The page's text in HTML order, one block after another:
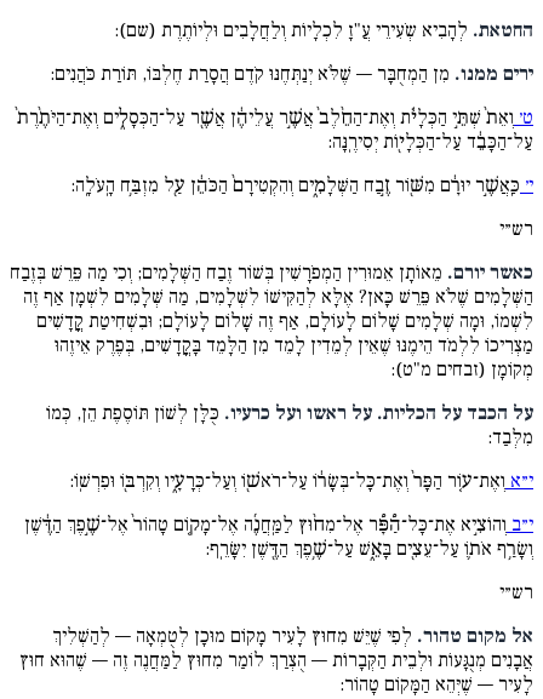
החטאת. לְהָבִיא שְֹעִירֵי עֲ"זָ לִכְלָיוֹת וְלַחֲלָבִים וּלְיוֹתֶרֶת (שם):
ירים ממנו. מִן הַמְחֻבָּר — שֶׁלֹּא יְנַתְּחֶנּוּ קֹדֶם הֲסָרַת חֶלְבּוֹ, תּוֹרַת כֹּהֲנִים:
ט׳ וְאֵת֙ שְׁתֵּ֣י הַכְּלָיֹ֔ת וְאֶת־הַחֵ֨לֶב֙ אֲשֶׁ֣ר עֲלֵיהֶ֔ן אֲשֶׁ֖ר עַל־הַכְּסָלִ֑ים וְאֶת־הַיֹּתֶ֨רֶת֙
עַל־הַכָּבֵ֔ד עַל־הַכְּלָי֖וֹת יְסִירֶֽנָּה:
י׳ כַּֽאֲשֶׁ֣ר יוּרָ֔ם מִשּׁ֖וֹר זֶ֣בַח הַשְּׁלָמִ֑ים וְהִקְטִירָם֙ הַכֹּהֵ֔ן עַ֖ל מִזְבַּ֥ח הָֽעֹלָֽה:
רש״י
כאשר יורם. מֵאוֹתָן אֵמוּרִין הַמְפֹרָשִׁין בְּשׁוֹר זֶבַח הַשְּׁלָמִים; וְכִי מַה פֵּרֵשׁ בְּזֶבַח
הַשְּׁלָמִים שֶׁלֹא פֵּרֵשׁ כָּאן? אֶלָּא לְהַקִּישׁוֹ לִשְׁלָמִים, מַה שְּׁלָמִים לִשְׁמָן אַף זֶה
לִשְׁמוֹ, וּמָה שְׁלָמִים שָׁלוֹם לָעוֹלָם, אַף זֶה שָׁלוֹם לָעוֹלָם; וּבִשְׁחִיטַת קֳדָשִׁים
מַצְרִיכוֹ לִלְמֹד הֵימֶנּוּ שֶׁאֵין לְמֵדִין לָמֵד מִן הַלָּמֵד בָּקֳדָשִׁים, בְּפֶרֶק אֵיזֶהוּ
מְקוֹמָן (זבחים מ"ט):
על הכבד על הכליות. על ראשו ועל כרעיו. כֻּלָּן לְשׁוֹן תּוֹסֶפֶת הֵן, כְּמוֹ
מִלְּבַד:
י״א וְאֶת־ע֤וֹר הַפָּר֙ וְאֶת־כָּל־בְּשָׂר֔וֹ עַל־רֹאשׁ֖וֹ וְעַל־כְּרָעָ֑יו וְקִרְבּ֖וֹ וּפִרְשֽׁוֹ:
י״ב וְהוֹצִ֣יא אֶת־כָּל־הַ֠פָּ֠ר אֶל־מִח֨וּץ לַמַּֽחֲנֶ֜ה אֶל־מָק֤וֹם טָהוֹר֙ אֶל־שֶׁ֣פֶךְ הַדֶּ֔שֶׁן
וְשָׂרַ֥ף אֹת֛וֹ עַל־עֵצִ֖ים בָּאֵ֑שׁ עַל־שֶׁ֥פֶךְ הַדֶּ֖שֶׁן יִשָּׂרֵֽף:
רש״י
אל מקום טהור. לְפִי שֶׁיֵּשׁ מִחוּץ לָעִיר מָקוֹם מוּכָן לְטֻמְאָה — לְהַשְׁלִיךְ
אֲבָנִים מְנֻגָּעוֹת וּלְבֵית הַקְּבָרוֹת — הֻצְרַךְ לוֹמַר מִחוּץ לַמַּחֲנֶה זֶה — שֶׁהוּא חוּץ
לָעִיר — שֶׁיְּהֵא הַמָּקוֹם טָהוֹר: